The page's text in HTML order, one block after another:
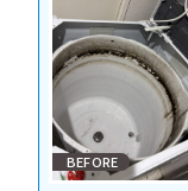
BEFORE